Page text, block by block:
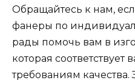
Обращайтесь к нам,
фанеры по
рады помочь вам в
которая
требованиям